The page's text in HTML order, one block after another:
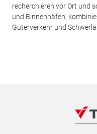
recherchieren vor Ort und
und Binnenhäfen,
Güterverkehr und